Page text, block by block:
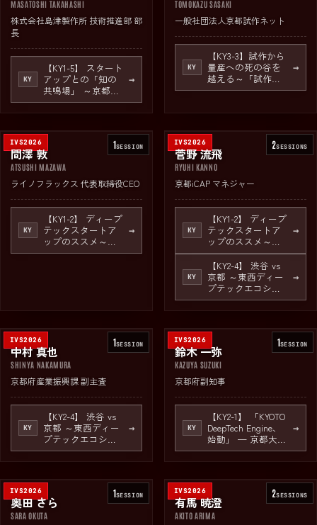
MASATOSHI TAKAHASHI
株式会社島津製作所 技術推進部 部
長
KY
【KY1-5】 スタート
アップとの「知の
共鳴場」 ～京都の
大企業・大学とワ
ンストップで出会
新のぶつかり合
い！～
→
TOMOKAZU SASAKI
一般社団法人京都試作ネット
KY
【KY3-3】試作から
量産への死の谷を
越える～「試作の
聖地・京都」が支
ク～
→
IVS2026 1SESSION
間澤 敦
ATSUSHI MAZAWA
ライノフラックス 代表取締役CEO
KY
【KY1-2】 ディープ
テックスタートア
ップのススメ～巨
額の資金調達、世
→
IVS2026 2SESSIONS
菅野 流飛
RYUHI KANNO
京都iCAP マネジャー
KY
【KY1-2】 ディープ
テックスタートア
ップのススメ～巨
額の資金調達、世
界展開前提のビジ
ネスモデル、世界
に注目される興奮
～
→
KY
【KY2-4】 渋谷 vs
京都 ～東西ディー
プテックエコシス
テムの聖地を徹底
議論～ powered by
→
IVS2026 1SESSION
中村 真也
SHINYA NAKAMURA
京都府産業振興課 副主査
KY
【KY2-4】 渋谷 vs
京都 ～東西ディー
プテックエコシス
テムの聖地を徹底
議論～ powered by
→
IVS2026 1SESSION
鈴木 一弥
KAZUYA SUZUKI
京都府副知事
KY
【KY2-1】 「KYOTO
DeepTech Engine、
始動」 — 京都大学
イノベーションキ
ャピタル（iCAP）
「京都発・世界行
き」プロジェクト
→
IVS2026 1SESSION
奥田 さら
SARA OKUTA
IVS2026 2SESSIONS
有馬 暁澄
AKITO ARIMA